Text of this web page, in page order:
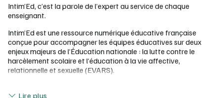
Intim’Ed, c’est la parole de l’expert au service de chaque
enseignant.
Intim’Ed est une ressource numérique éducative française
conçue pour accompagner les équipes éducatives sur deux
enjeux majeurs de l’Éducation nationale : la lutte contre le
harcèlement scolaire et l’éducation à la vie affective,
relationnelle et sexuelle (EVARS).
Lire plus